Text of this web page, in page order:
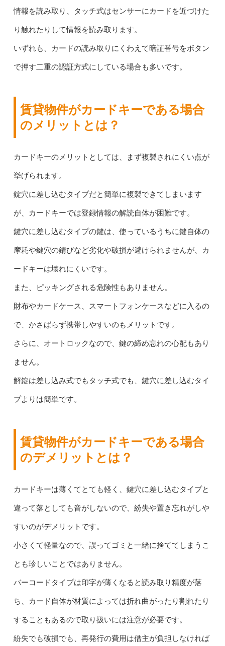
情報を読み取り、タッチ式はセンサーにカードを近づけた
り触れたりして情報を読み取ります。
いずれも、カードの読み取りにくわえて暗証番号をボタン
で押す二重の認証方式にしている場合も多いです。
賃貸物件がカードキーである場合
のメリットとは？
カードキーのメリットとしては、まず複製されにくい点が
挙げられます。
錠穴に差し込むタイプだと簡単に複製できてしまいます
が、カードキーでは登録情報の解読自体が困難です。
鍵穴に差し込むタイプの鍵は、使っているうちに鍵自体の
摩耗や鍵穴の錆びなど劣化や破損が避けられませんが、カ
ードキーは壊れにくいです。
また、ピッキングされる危険性もありません。
財布やカードケース、スマートフォンケースなどに入るの
で、かさばらず携帯しやすいのもメリットです。
さらに、オートロックなので、鍵の締め忘れの心配もあり
ません。
解錠は差し込み式でもタッチ式でも、鍵穴に差し込むタイ
プよりは簡単です。
賃貸物件がカードキーである場合
のデメリットとは？
カードキーは薄くてとても軽く、鍵穴に差し込むタイプと
違って落としても音がしないので、紛失や置き忘れがしや
すいのがデメリットです。
小さくて軽量なので、誤ってゴミと一緒に捨ててしまうこ
とも珍しいことではありません。
バーコードタイプは印字が薄くなると読み取り精度が落
ち、カード自体が材質によっては折れ曲がったり割れたり
することもあるので取り扱いには注意が必要です。
紛失でも破損でも、再発行の費用は借主が負担しなければ